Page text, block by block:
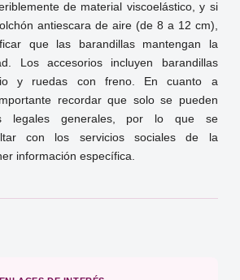
de material viscoelástico, y si
antiescara de aire (de 8 a 12 cm),
que las barandillas mantengan la
Los accesorios incluyen barandillas
y ruedas con freno. En cuanto a
recordar que solo se pueden
legales generales, por lo que se
con los servicios sociales de la
información específica.